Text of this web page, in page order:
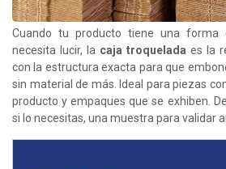
Cuando tu producto tiene una forma
necesita lucir, la caja troquelada es la
con la estructura exacta para que
sin material de más. Ideal para piezas
producto y empaques que se exhiben.
si lo necesitas, una muestra para validar